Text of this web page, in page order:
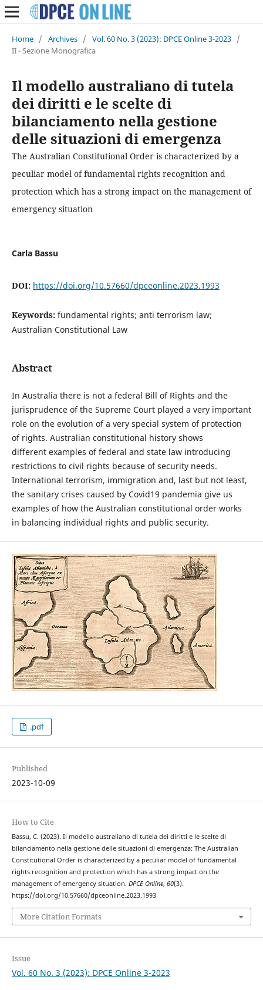
Home / Archives / Vol. 60 No. 3 (2023): DPCE Online 3-2023 /
II - Sezione Monografica
Il modello australiano di tutela
dei diritti e le scelte di
bilanciamento nella gestione
delle situazioni di emergenza
The Australian Constitutional Order is characterized by a
peculiar model of fundamental rights recognition and
protection which has a strong impact on the management of
emergency situation
Carla Bassu
DOI: https://doi.org/10.57660/dpceonline.2023.1993
Keywords: fundamental rights; anti terrorism law;
Australian Constitutional Law
Abstract
In Australia there is not a federal Bill of Rights and the
jurisprudence of the Supreme Court played a very important
role on the evolution of a very special system of protection
of rights. Australian constitutional history shows
different examples of federal and state law introducing
restrictions to civil rights because of security needs.
International terrorism, immigration and, last but not least,
the sanitary crises caused by Covid19 pandemia give us
examples of how the Australian constitutional order works
in balancing individual rights and public security.
.pdf
Published
2023-10-09
How to Cite
Bassu, C. (2023). Il modello australiano di tutela dei diritti e le scelte di
bilanciamento nella gestione delle situazioni di emergenza: The Australian
Constitutional Order is characterized by a peculiar model of fundamental
rights recognition and protection which has a strong impact on the
management of emergency situation. DPCE Online, 60(3).
https://doi.org/10.57660/dpceonline.2023.1993
More Citation Formats
Issue
Vol. 60 No. 3 (2023): DPCE Online 3-2023